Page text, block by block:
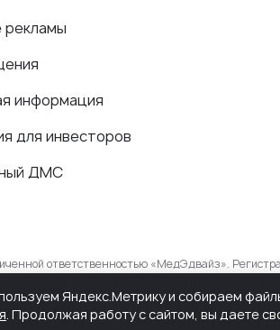
информация
для инвесторов
ДМС
ответственностью «МедЭдвайз».
Яндекс.Метрику и собираем
. Продолжая работу с сайтом, вы даете